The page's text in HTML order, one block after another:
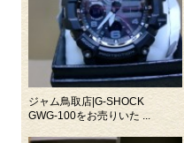
ジャム鳥取店|G-SHOCK
GWG-100をお売りいた ...